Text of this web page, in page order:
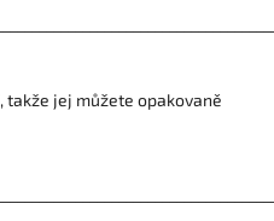
takže jej můžete opakovaně